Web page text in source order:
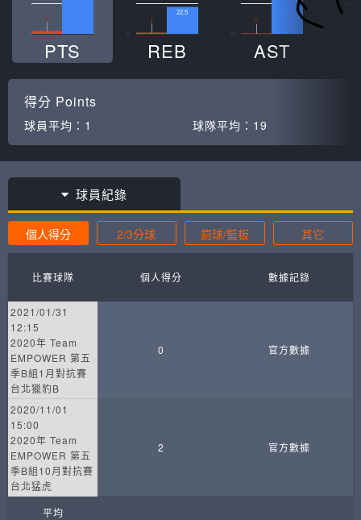
1
PTS
1
22.5
REB
0
AST
得分 Points
球員平均： 1 球隊平均： 19
球員紀錄
個人得分 2/3分球 罰球/籃板 其它
比賽球隊 個人得分 數據記錄
2021/01/31
12:15
2020年 Team
EMPOWER 第五
季B組1月對抗賽
台北獵豹B
0 官方數據
2020/11/01
15:00
2020年 Team
EMPOWER 第五
季B組10月對抗賽
台北猛虎
2 官方數據
平均